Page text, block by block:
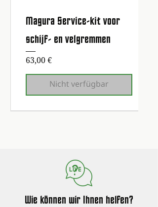
Magura Service-kit voor
schijf- en velgremmen
Preis
63,00 €
Nicht verfügbar
Wie können wir Ihnen helfen?